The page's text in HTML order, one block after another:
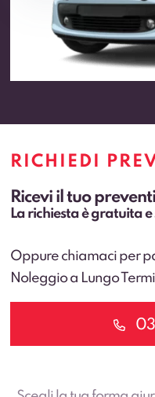
RICHIEDI
Ricevi il tuo
La richiesta è gratuita
Oppure chiamaci per
Noleggio a Lungo